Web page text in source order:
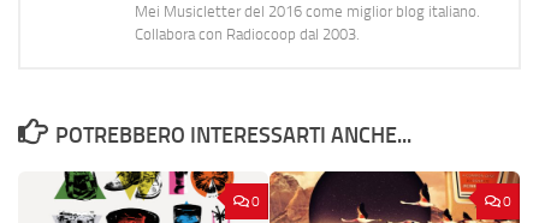
Mei Musicletter del 2016 come miglior blog italiano.
Collabora con Radiocoop dal 2003.
POTREBBERO INTERESSARTI ANCHE...
0 0